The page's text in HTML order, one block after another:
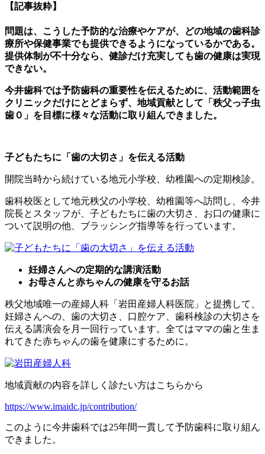
【記事抜粋】
問題は、こうした予防的な治療やケアが、どの地域の歯科診
療所や保健事業でも提供できるようになっているかである。
提供体制が不十分なら、健診だけ充実しても歯の健康は実現
できない。
今井歯科では予防歯科の重要性を伝えるために、活動範囲を
クリニックだけにとどまらず、地域貢献として「秩父っ子虫
歯０」を目標に様々な活動に取り組んできました。
子どもたちに「歯の大切さ」を伝える活動
開院当時から続けている地元小学校、幼稚園への定期検診。
歯科校医として地元秩父の小学校、幼稚園等へ訪問し、今井
院長とスタッフが、子どもたちに歯の大切さ、お口の健康に
ついて説明の他、ブラッシング指導等を行っています。
妊婦さんへの定期的な講演活動
お母さんと赤ちゃんの健康を守るお話
秩父地域唯一の産婦人科「岩田産婦人科医院」と提携して、
妊婦さんへの、歯の大切さ、口腔ケア、歯科検診の大切さを
伝える講演会を月一回行っています。全てはママの歯と生ま
れてきた赤ちゃんの歯を健康にするために。
地域貢献の内容を詳しく診たい方はこちらから
https://www.imaidc.jp/contribution/
このように今井歯科では25年間一貫して予防歯科に取り組ん
できました。